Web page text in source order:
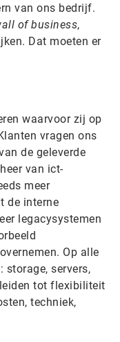
van ons bedrijf.
of business,
Dat moeten er
waarvoor zij op
vragen ons
de geleverde
van ict-
meer
de interne
legacysystemen
Op alle
servers,
tot flexibiliteit
techniek,